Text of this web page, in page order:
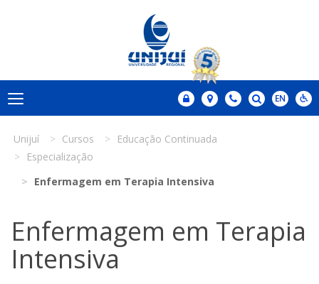
Unijuí Cursos
Educação Continuada
Especialização
Enfermagem em Terapia Intensiva
Enfermagem em Terapia
Intensiva